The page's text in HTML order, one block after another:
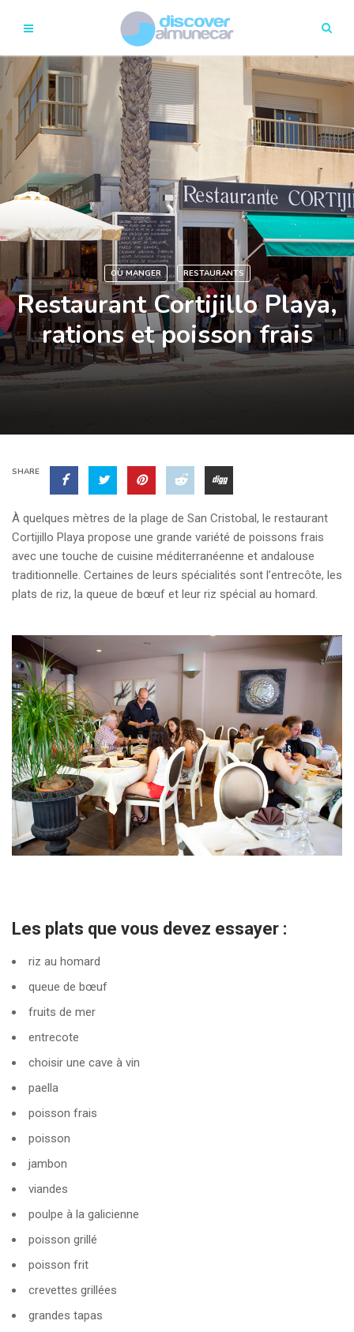
OÙ MANGER RESTAURANTS
Restaurant Cortijillo Playa,
rations et poisson frais
SHARE
À quelques mètres de la plage de San Cristobal, le restaurant
Cortijillo Playa propose une grande variété de poissons frais
avec une touche de cuisine méditerranéenne et andalouse
traditionnelle. Certaines de leurs spécialités sont l’entrecôte, les
plats de riz, la queue de bœuf et leur riz spécial au homard.
Les plats que vous devez essayer :
riz au homard
queue de bœuf
fruits de mer
entrecote
choisir une cave à vin
paella
poisson frais
poisson
jambon
viandes
poulpe à la galicienne
poisson grillé
poisson frit
crevettes grillées
grandes tapas